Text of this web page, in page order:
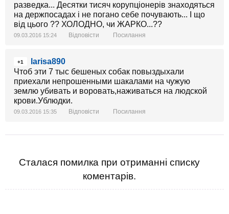
разведка... Десятки тисяч корупціонерів знаходяться
на держпосадах і не погано себе почувають... І що
від цього ?? ХОЛОДНО, чи ЖАРКО...??
09.03.2016 15:24 Відповісти Посилання
+1
larisa890
Чтоб эти 7 тыс бешеных собак повыздыхали
приехали непрошенными шакалами на чужую
землю убивать и воровать,наживаться на людской
крови.Ублюдки.
09.03.2016 15:35 Відповісти Посилання
Сталася помилка при отриманні списку
коментарів.